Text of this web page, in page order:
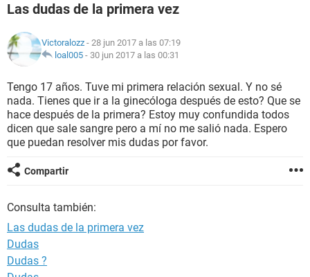
NUTRICIÓN
BIENESTAR
SEXUALIDAD
GLOSARIO
Las dudas de la primera vez
Victoralozz - 28 jun 2017 a las 07:19
loal005 - 30 jun 2017 a las 00:31
Tengo 17 años. Tuve mi primera relación sexual. Y no sé
nada. Tienes que ir a la ginecóloga después de esto? Que se
hace después de la primera? Estoy muy confundida todos
dicen que sale sangre pero a mí no me salió nada. Espero
que puedan resolver mis dudas por favor.
Compartir
Consulta también:
Las dudas de la primera vez
Dudas
Dudas ?